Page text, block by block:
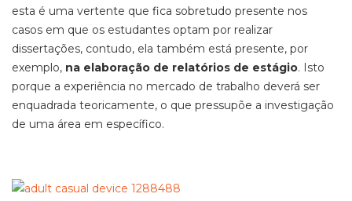
esta é uma vertente que fica sobretudo presente nos
casos em que os estudantes optam por realizar
dissertações, contudo, ela também está presente, por
exemplo, na elaboração de relatórios de estágio. Isto
porque a experiência no mercado de trabalho deverá ser
enquadrada teoricamente, o que pressupõe a investigação
de uma área em específico.